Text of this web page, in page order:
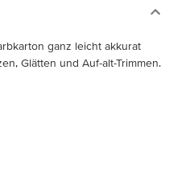
ganz leicht akkurat
Glätten und Auf-alt-Trimmen.